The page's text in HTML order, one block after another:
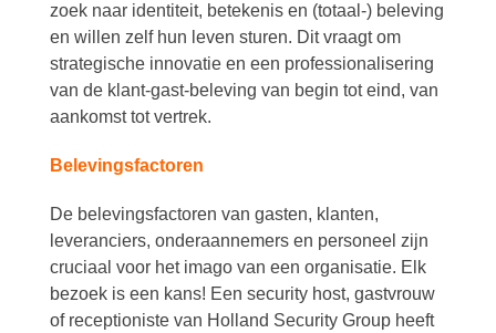
zoek naar identiteit, betekenis en (totaal-) beleving
en willen zelf hun leven sturen. Dit vraagt om
strategische innovatie en een professionalisering
van de klant-gast-beleving van begin tot eind, van
aankomst tot vertrek.
Belevingsfactoren
De belevingsfactoren van gasten, klanten,
leveranciers, onderaannemers en personeel zijn
cruciaal voor het imago van een organisatie. Elk
bezoek is een kans! Een security host, gastvrouw
of receptioniste van Holland Security Group heeft